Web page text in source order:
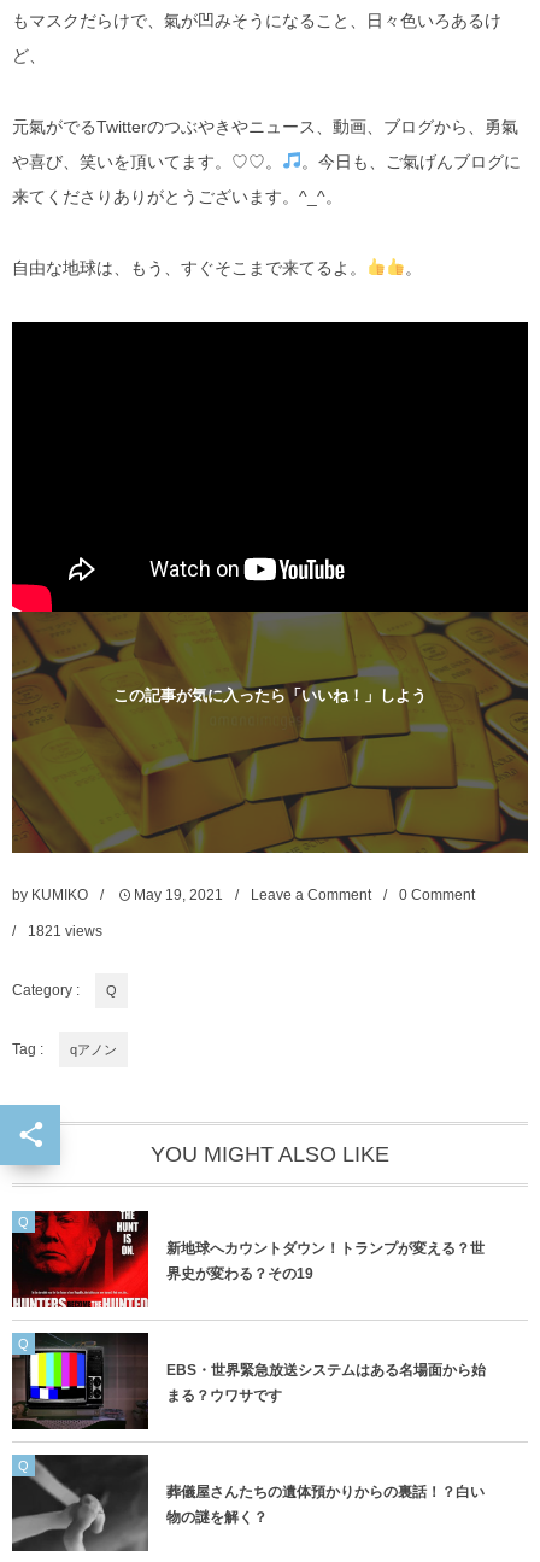
もマスクだらけで、氣が凹みそうになること、日々色いろあるけ
ど、
元氣がでるTwitterのつぶやきやニュース、動画、ブログから、勇氣
や喜び、笑いを頂いてます。♡♡。
。今日も、ご氣げんブログに
来てくださりありがとうございます。^_^。
自由な地球は、もう、すぐそこまで来てるよ。 。
この記事が気に入ったら「いいね！」しよう
by KUMIKO May 19 ,2021 Leave a Comment 0 Comment
1821 views
Category : Q
Tag : qアノン
YOU MIGHT ALSO LIKE
Q
新地球へカウントダウン！トランプが変える？世
界史が変わる？その19
Q
EBS・世界緊急放送システムはある名場面から始
まる？ウワサです
Q
葬儀屋さんたちの遺体預かりからの裏話！？白い
物の謎を解く？